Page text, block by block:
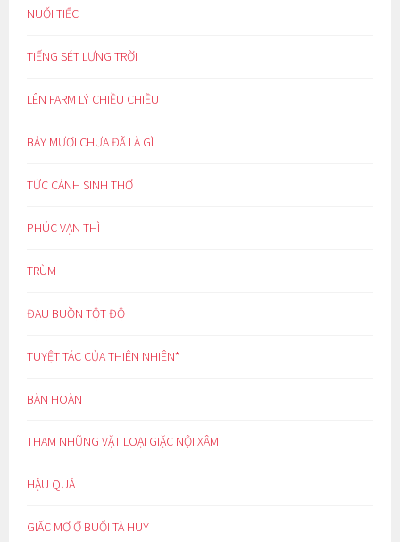
NUỐI TIẾC
TIẾNG SÉT LƯNG TRỜI
LÊN FARM LÝ CHIỀU CHIỀU
BẢY MƯƠI CHƯA ĐÃ LÀ GÌ
TỨC CẢNH SINH THƠ
PHÚC VẠN THÌ
TRÙM
ĐAU BUỒN TỘT ĐỘ
TUYỆT TÁC CỦA THIÊN NHIÊN*
BÀN HOÀN
THAM NHŨNG VẶT LOẠI GIẶC NỘI XÂM
HẬU QUẢ
GIẤC MƠ Ở BUỔI TÀ HUY